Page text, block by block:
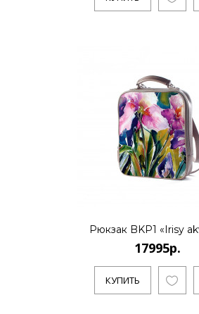
КУПИТЬ
Рюкзак BKP1 «Irisy
17995р.
КУПИТЬ